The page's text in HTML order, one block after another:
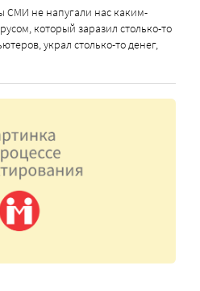
СМИ не напугали нас каким-
который заразил столько-то
украл столько-то денег,